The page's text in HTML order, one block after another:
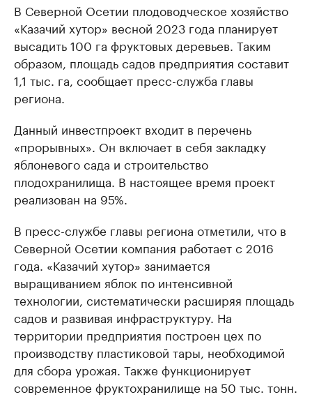
В Северной Осетии плодоводческое хозяйство
«Казачий хутор» весной 2023 года планирует
высадить 100 га фруктовых деревьев. Таким
образом, площадь садов предприятия составит
1,1 тыс. га, сообщает пресс-служба главы
региона.
Данный инвестпроект входит в перечень
«прорывных». Он включает в себя закладку
яблоневого сада и строительство
плодохранилища. В настоящее время проект
реализован на 95%.
В пресс-службе главы региона отметили, что в
Северной Осетии компания работает с 2016
года. «Казачий хутор» занимается
выращиванием яблок по интенсивной
технологии, систематически расширяя площадь
садов и развивая инфраструктуру. На
территории предприятия построен цех по
производству пластиковой тары, необходимой
для сбора урожая. Также функционирует
современное фруктохранилище на 50 тыс. тонн.